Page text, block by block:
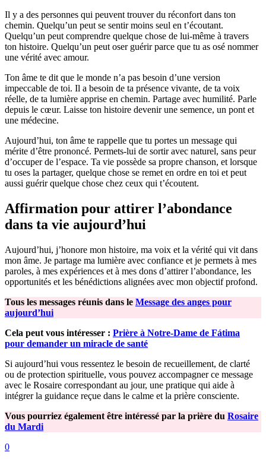
Il y a des personnes qui peuvent trouver du réconfort dans ton
chemin. Quelqu’un peut se sentir moins seul en t’écoutant.
Quelqu’un peut comprendre quelque chose de lui-même à travers
ton histoire. Quelqu’un peut oser guérir parce que tu as osé nommer
une vérité avec amour.
Ton âme te dit que le monde n’a pas besoin d’une version
impeccable de toi. Il a besoin de ta présence vivante, de ta voix
réelle, de ta lumière apprise en chemin. Partage avec humilité. Parle
depuis le cœur. Laisse ton histoire devenir une semence, un pont et
une médecine.
Aujourd’hui, ton âme te rappelle que tu portes un message qui
mérite d’être prononcé. Permets-lui de sortir avec naturel, sans peur
d’occuper de l’espace. Ta vie possède sa propre chanson, et lorsque
tu oses la partager, quelque chose se remet en ordre en toi et peut
aussi guérir quelque chose chez ceux qui t’écoutent.
Affirmation pour attirer l’abondance
dans ta vie aujourd’hui
Aujourd’hui, j’honore mon histoire, ma voix et la vérité qui vit dans
mon âme. Je partage ma lumière avec confiance et je permets à mes
paroles, à mes expériences et à mes dons d’attirer l’abondance, les
opportunités et les bénédictions alignées avec mon objectif profond.
Tous les messages réunis dans le Message des anges pour
aujourd’hui
Cela peut vous intéresser : Prière à Notre-Dame de Fátima
pour demander un miracle de santé
Si aujourd’hui vous ressentez le besoin de recueillement, de clarté
ou de protection spirituelle, vous pouvez accompagner ce message
avec le Rosaire correspondant au jour, une pratique qui aide à
intégrer la guidance reçue dans le calme et la prière consciente.
Vous pourriez également être intéressé par la prière du Rosaire
du Mardi
0